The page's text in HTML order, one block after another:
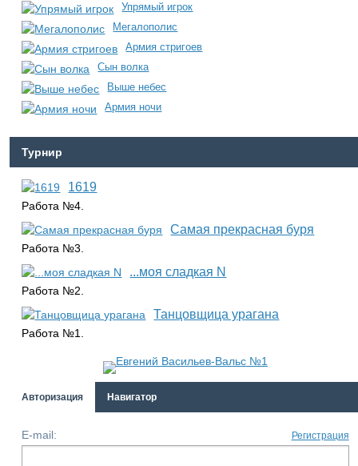
Упрямый игрок
Мегалополис
Армия стригоев
Сын волка
Выше небес
Армия ночи
Турнир
1619
Работа №4.
Самая прекрасная буря
Работа №3.
...моя сладкая N
Работа №2.
Танцовщица урагана
Работа №1.
Авторизация Навигатор
E-mail: Регистрация